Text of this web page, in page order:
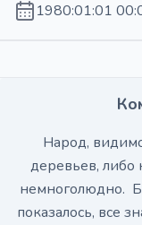
1980:01:01
Народ,
деревьев, либо
немноголюдно.
показалось, все